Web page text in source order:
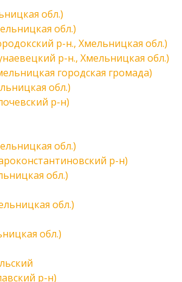
обл.)
обл.)
р-н., Хмельницкая обл.)
р-н., Хмельницкая обл.)
городская громада)
обл.)
р-н)
обл.)
р-н)
обл.)
обл.)
обл.)
р-н)